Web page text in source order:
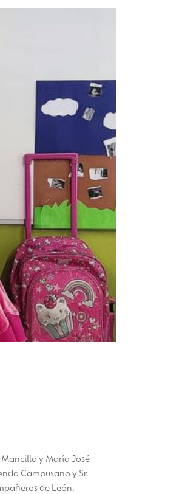
y María José
Campusano y Sr.
de León.